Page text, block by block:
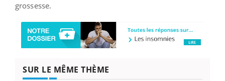
grossesse.
SUR LE MÊME THÈME